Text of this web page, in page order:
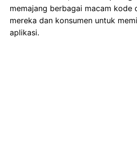
memajang berbagai macam kode
mereka dan konsumen untuk
aplikasi.